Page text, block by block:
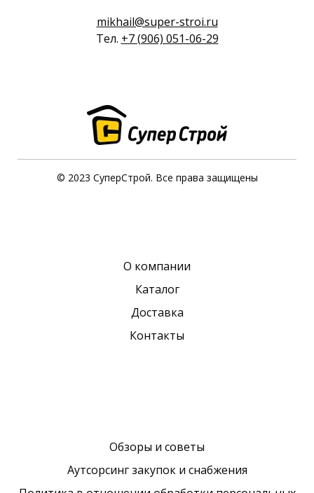
mikhail@super-stroi.ru
Тел. +7 (906) 051-06-29
© 2023 СуперСтрой. Все права защищены
О компании
Каталог
Доставка
Контакты
Обзоры и советы
Аутсорсинг закупок и снабжения